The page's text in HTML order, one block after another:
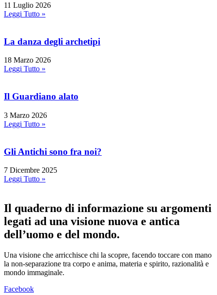
11 Luglio 2026
Leggi Tutto »
La danza degli archetipi
18 Marzo 2026
Leggi Tutto »
Il Guardiano alato
3 Marzo 2026
Leggi Tutto »
Gli Antichi sono fra noi?
7 Dicembre 2025
Leggi Tutto »
Il quaderno di informazione su argomenti
legati ad una visione nuova e antica
dell’uomo e del mondo.
Una visione che arricchisce chi la scopre, facendo toccare con mano
la non-separazione tra corpo e anima, materia e spirito, razionalità e
mondo immaginale.
Facebook